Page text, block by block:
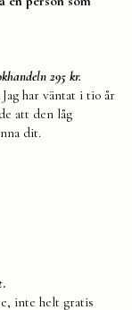
295 kr.
har väntat i tio år
att den låg
dit.
.
inte helt gratis